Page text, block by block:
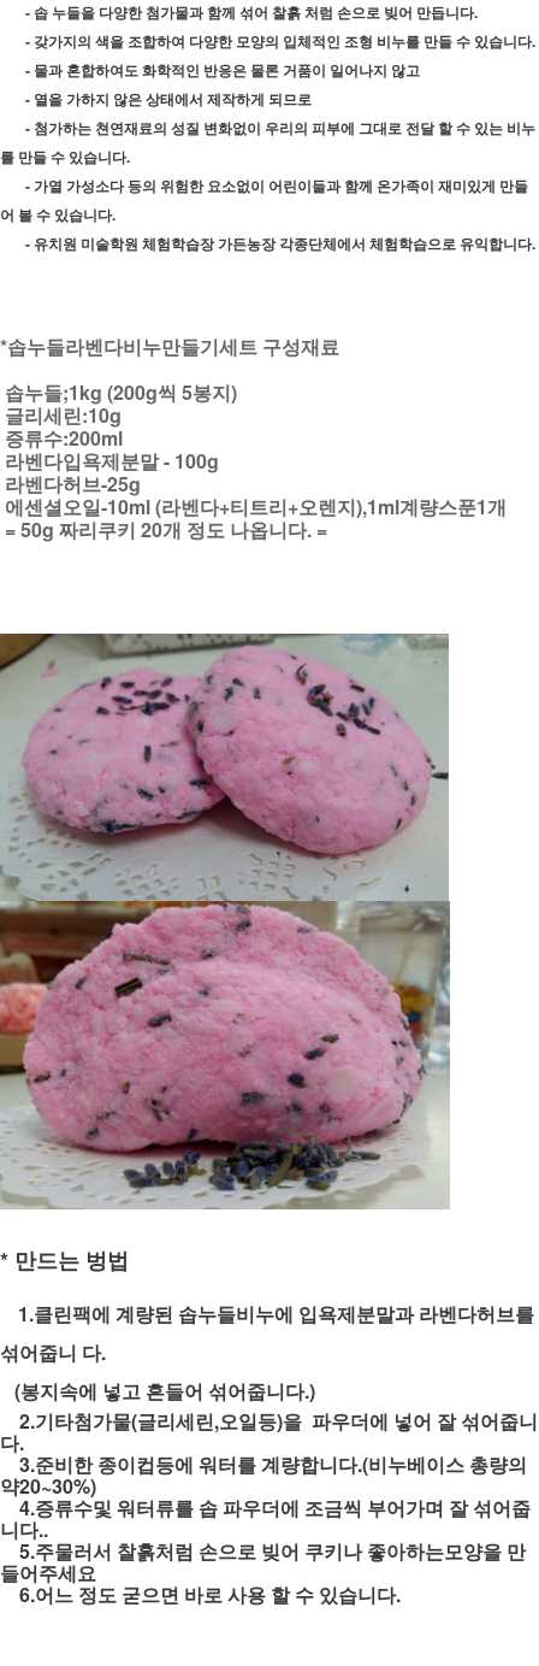
- 솝 누들을 다양한 첨가물과 함께 섞어 찰흙 처럼 손으로 빚어 만듭니다.
- 갖가지의 색을 조합하여 다양한 모양의 입체적인 조형 비누를 만들 수 있습니다.
- 물과 혼합하여도 화학적인 반응은 물론 거품이 일어나지 않고
- 열을 가하지 않은 상태에서 제작하게 되므로
- 첨가하는 쳔연재료의 성질 변화없이 우리의 피부에 그대로 전달 할 수 있는 비누
를 만들 수 있습니다.
- 가열 가성소다 등의 위험한 요소없이 어린이들과 함께 온가족이 재미있게 만들
어 볼 수 있습니다.
- 유치원 미술학원 체험학습장 가든농장 각종단체에서 체험학습으로 유익합니다.
*솝누들라벤다비누만들기세트 구성재료
솝누들;1kg (200g씩 5봉지)
글리세린:10g
증류수:200ml
라벤다입욕제분말 - 100g
라벤다허브-25g
에센셜오일-10ml (라벤다+티트리+오렌지),1ml계량스푼1개
= 50g 짜리쿠키 20개 정도 나옵니다. =
* 만드는 벙법
1.클린팩에 계량된 솝누들비누에 입욕제분말과 라벤다허브를
섞어줍니 다.
(봉지속에 넣고 흔들어 섞어줍니다.)
2.기타첨가물(글리세린,오일등)을 파우더에 넣어 잘 섞어줍니
다.
3.준비한 종이컵등에 워터를 계량합니다.(비누베이스 총량의
약20~30%)
4.증류수및 워터류를 솝 파우더에 조금씩 부어가며 잘 섞어줍
니다..
5.주물러서 찰흙처럼 손으로 빚어 쿠키나 좋아하는모양을 만
들어주세요
6.어느 정도 굳으면 바로 사용 할 수 있습니다.